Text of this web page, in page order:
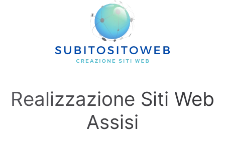
Skip to main content
Realizzazione Siti Web
Assisi